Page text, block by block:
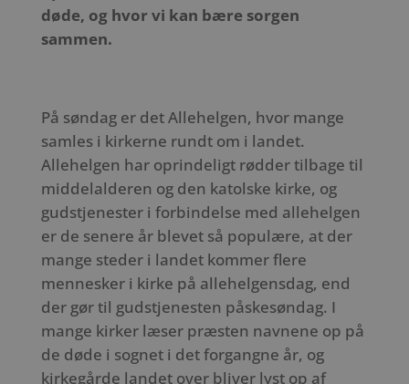
døde, og hvor vi kan bære sorgen
sammen.
På søndag er det Allehelgen, hvor mange
samles i kirkerne rundt om i landet.
Allehelgen har oprindeligt rødder tilbage til
middelalderen og den katolske kirke, og
gudstjenester i forbindelse med allehelgen
er de senere år blevet så populære, at der
mange steder i landet kommer flere
mennesker i kirke på allehelgensdag, end
der gør til gudstjenesten påskesøndag. I
mange kirker læser præsten navnene op på
de døde i sognet i det forgangne år, og
kirkegårde landet over bliver lyst op af